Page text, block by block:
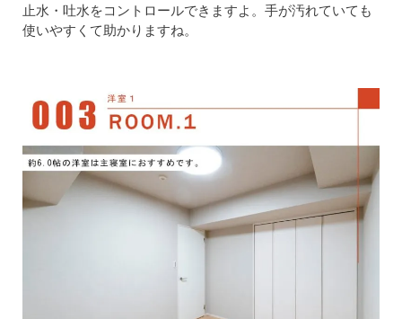
止水・吐水をコントロールできますよ。手が汚れていても
使いやすくて助かりますね。